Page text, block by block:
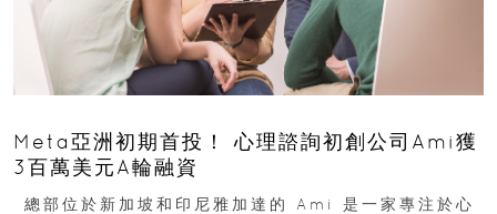
Meta亞洲初期首投！ 心理諮詢初創公司Ami獲
3百萬美元A輪融資
總部位於新加坡和印尼雅加達的 Ami 是一家專注於心